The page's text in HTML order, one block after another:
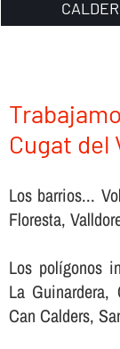
Cugat del
Los barrios...
Floresta,
Los polígonos
La
Can Calders,